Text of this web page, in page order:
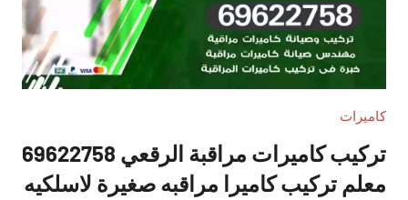
كاميرات
تركيب كاميرات مراقبة الرقعي 69622758
معلم تركيب كاميرا مراقبه صغيرة لاسلكيه